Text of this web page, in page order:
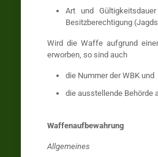
Art und
Besitzberechtigung
Wird die Waffe aufgrund
erworben, so sind auch
die Nummer der WBK und
die ausstellende Behörde
Waffenaufbewahrung
Allgemeines